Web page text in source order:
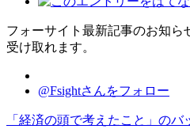
フォーサイト最新記事のお知ら
受け取れます。
@Fsightさんをフォロー
「経済の頭で考えたこと」のバ